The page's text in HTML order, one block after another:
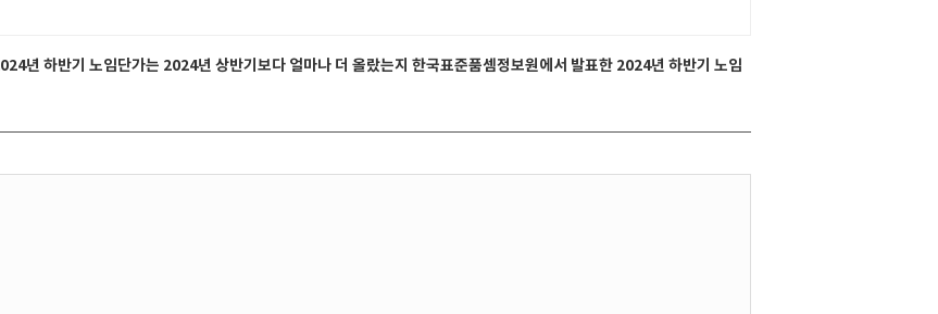
년 하반기 노임단가는 2024년 상반기보다 얼마나 더 올랐는지 한국표준품셈정보원에서 발표한 2024년 하반기 노임